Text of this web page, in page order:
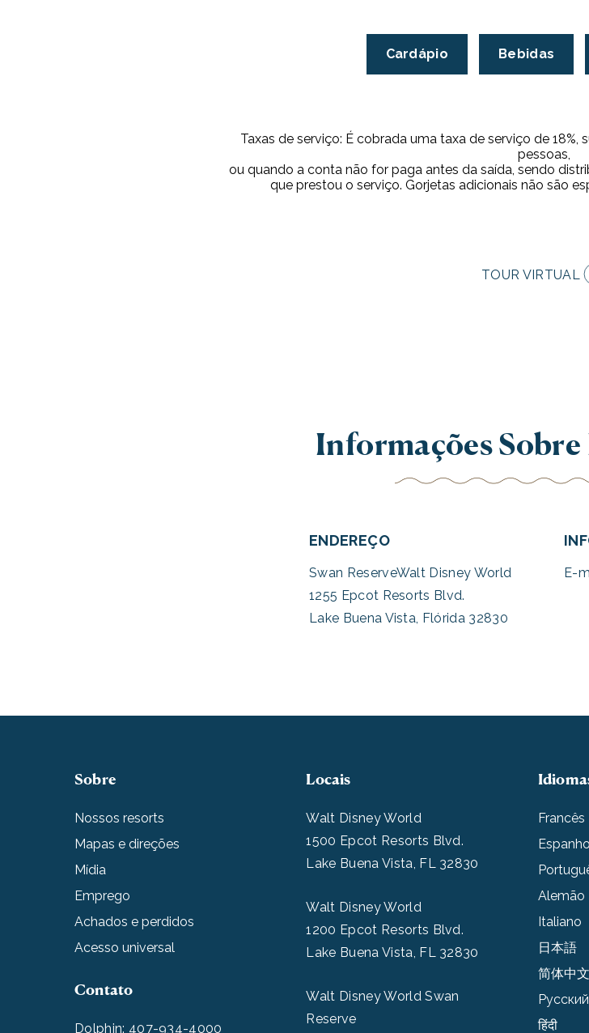
Cardápio Bebidas
Taxas de serviço: É cobrada uma taxa de serviço de
pessoas,
ou quando a conta não for paga antes da saída, sendo
que prestou o serviço. Gorjetas adicionais não são
TOUR VIRTUAL
Informações
ENDEREÇO
Swan ReserveWalt Disney World
1255 Epcot Resorts Blvd.
Lake Buena Vista, Flórida 32830
E-
Sobre
Nossos resorts
Mapas e direções
Mídia
Emprego
Achados e perdidos
Acesso universal
Contato
Dolphin: 407-934-4000
Locais
Walt Disney World
1500 Epcot Resorts Blvd.
Lake Buena Vista, FL 32830
Walt Disney World
1200 Epcot Resorts Blvd.
Lake Buena Vista, FL 32830
Walt Disney World Swan
Reserve
Francês
Alemão
Italiano
日本語
简体中文
Pусский
हिंदी